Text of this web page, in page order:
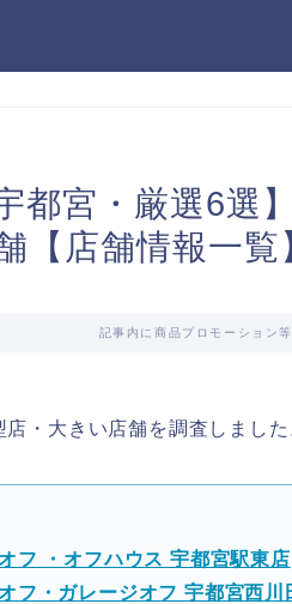
都宮・厳選6選
【店舗情報一覧
記事内に商品プロモーション
・大きい店舗を調査しました
フ ・オフハウス 宇都宮駅東店
フ・ガレージオフ 宇都宮西川